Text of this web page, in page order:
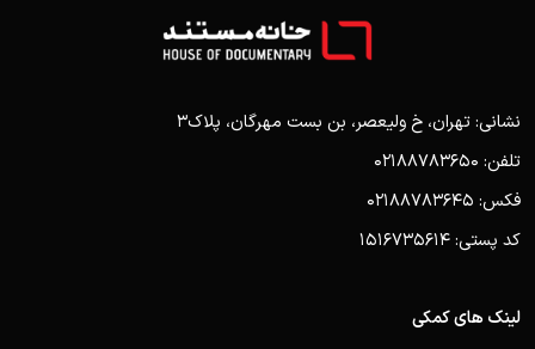
نشانی: تهران، خ ولیعصر، بن بست مهرگان، پلاک3
تلفن: 02188783650
فکس: 02188783645
کد پستی: 1516735614
لینک های کمکی